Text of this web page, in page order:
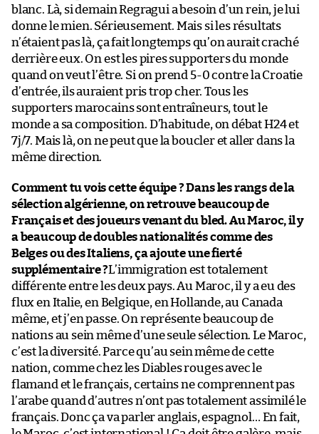
blanc. Là, si demain Regragui a besoin d’un rein, je lui
donne le mien. Sérieusement. Mais si les résultats
n’étaient pas là, ça fait longtemps qu’on aurait craché
derrière eux. On est les pires supporters du monde
quand on veut l’être. Si on prend 5-0 contre la Croatie
d’entrée, ils auraient pris trop cher. Tous les
supporters marocains sont entraîneurs, tout le
monde a sa composition. D’habitude, on débat H24 et
7j/7. Mais là, on ne peut que la boucler et aller dans la
même direction.
Comment tu vois cette équipe ? Dans les rangs de la
sélection algérienne, on retrouve beaucoup de
Français et des joueurs venant du bled. Au Maroc, il y
a beaucoup de doubles nationalités comme des
Belges ou des Italiens, ça ajoute une fierté
supplémentaire ?L’immigration est totalement
différente entre les deux pays. Au Maroc, il y a eu des
flux en Italie, en Belgique, en Hollande, au Canada
même, et j’en passe. On représente beaucoup de
nations au sein même d’une seule sélection. Le Maroc,
c’est la diversité. Parce qu’au sein même de cette
nation, comme chez les Diables rouges avec le
flamand et le français, certains ne comprennent pas
l’arabe quand d’autres n’ont pas totalement assimilé le
français. Donc ça va parler anglais, espagnol… En fait,